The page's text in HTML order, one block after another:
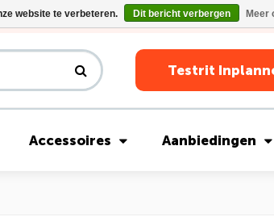
uit voorraad leverbaar!
Testrit
Accessoires Aanbiedingen
website te verbeteren. Dit bericht verbergen Meer